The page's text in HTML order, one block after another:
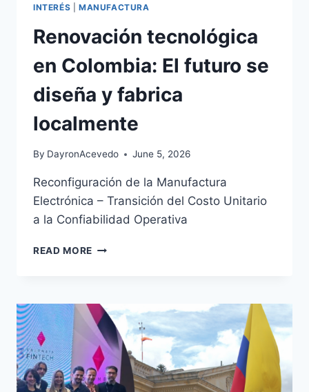
INTERÉS MANUFACTURA
Renovación tecnológica
en Colombia: El futuro se
diseña y fabrica
localmente
By DayronAcevedo June 5, 2026
Reconfiguración de la Manufactura
Electrónica – Transición del Costo Unitario
a la Confiabilidad Operativa
READ MORE